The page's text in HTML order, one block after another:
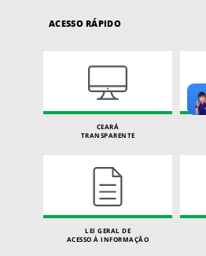
ACESSO RÁPIDO
CEARÁ
TRANSPARENTE
LEI GERAL DE
ACESSO À INFORMAÇÃO